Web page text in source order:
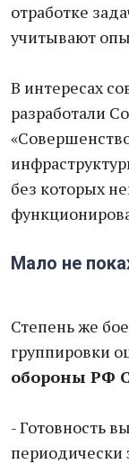
отработке
учитывают
В интересах
разработали
без которых
Мало не
Степень же
группировки
обороны РФ
- Готовность
периодически